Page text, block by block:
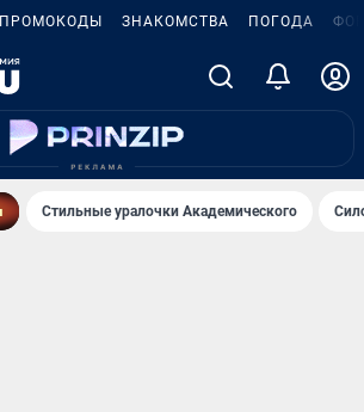
ПРОМОКОДЫ ЗНАКОМСТВА ПОГОДА
Стильные уралочки Академического